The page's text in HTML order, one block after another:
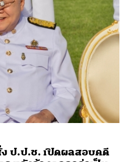
ป.ป.ช. เปิดผลสอบคดี
LINE EMAIL